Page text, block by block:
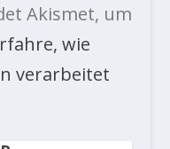
Akismet, um
wie
verarbeitet